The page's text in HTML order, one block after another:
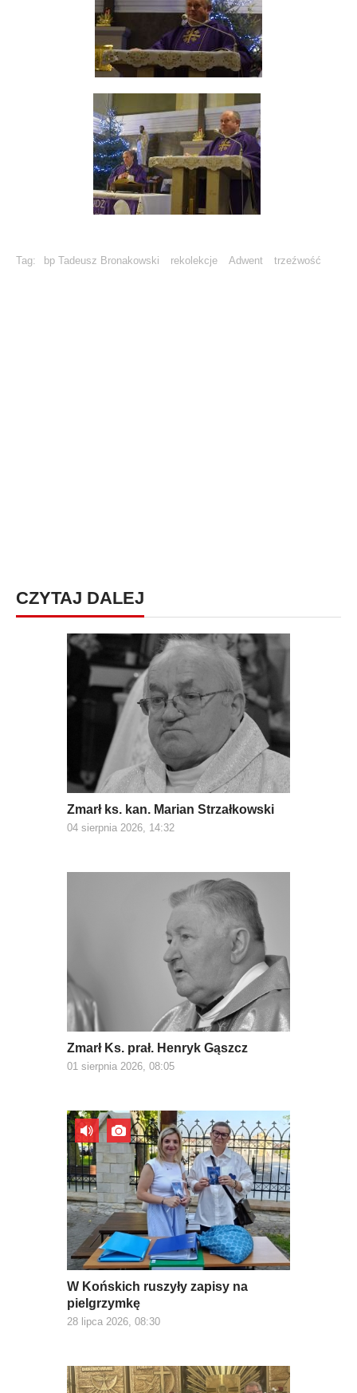
Tag: bp Tadeusz Bronakowski rekolekcje Adwent trzeźwość
CZYTAJ DALEJ
Zmarł ks. kan. Marian Strzałkowski
04 sierpnia 2026, 14:32
Zmarł Ks. prał. Henryk Gąszcz
01 sierpnia 2026, 08:05
W Końskich ruszyły zapisy na
pielgrzymkę
28 lipca 2026, 08:30